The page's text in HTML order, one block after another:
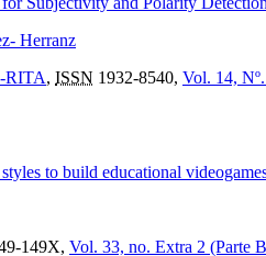
Herranz
RITA, ISSN 1932-8540, Vol. 14,
to build educational
149X, Vol. 33, no. Extra 2 (Parte